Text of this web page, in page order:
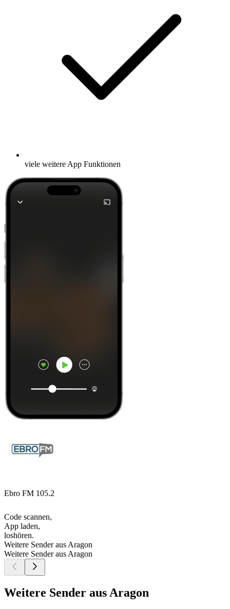
viele weitere App Funktionen
Ebro FM 105.2
Code scannen,
App laden,
loshören.
Weitere Sender aus Aragon
Weitere Sender aus Aragon
Weitere Sender aus Aragon